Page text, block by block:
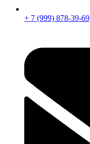
+ 7 (999) 878-39-69